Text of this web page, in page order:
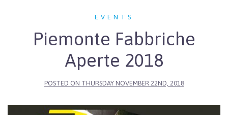
EVENTS
Piemonte Fabbriche
Aperte 2018
POSTED ON THURSDAY NOVEMBER 22ND, 2018